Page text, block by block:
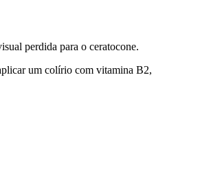
perdida para o ceratocone.
um colírio com vitamina B2,